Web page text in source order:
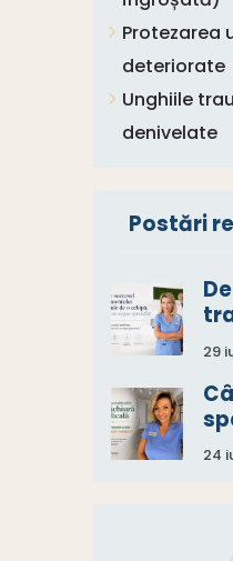
Protezarea
deteriorate
Unghiile
denivelate
Postări
29
24